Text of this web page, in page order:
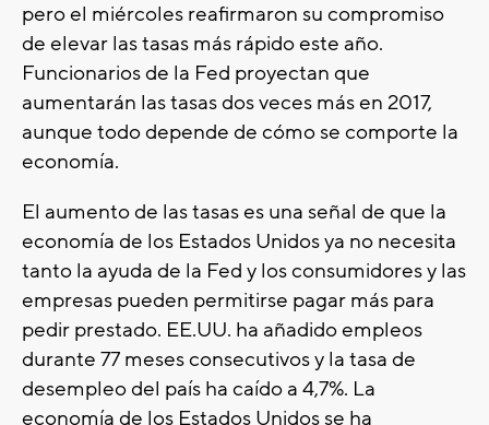
pero el miércoles reafirmaron su compromiso
de elevar las tasas más rápido este año.
Funcionarios de la Fed proyectan que
aumentarán las tasas dos veces más en 2017,
aunque todo depende de cómo se comporte la
economía.
El aumento de las tasas es una señal de que la
economía de los Estados Unidos ya no necesita
tanto la ayuda de la Fed y los consumidores y las
empresas pueden permitirse pagar más para
pedir prestado. EE.UU. ha añadido empleos
durante 77 meses consecutivos y la tasa de
desempleo del país ha caído a 4,7%. La
economía de los Estados Unidos se ha